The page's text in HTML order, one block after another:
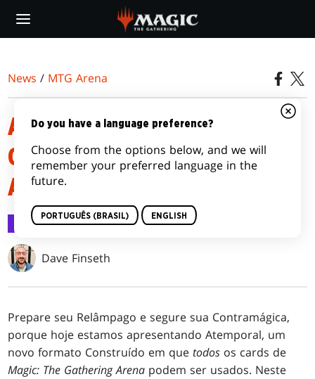
main
News / MTG Arena
APRESENTANDO ATEMPORAL,
O NOVO FORMATO DE MTG
ARENA
MTG Arena 4 dez 2023
Dave Finseth
Prepare seu Relâmpago e segure sua Contramágica,
porque hoje estamos apresentando Atemporal, um
novo formato Construído em quetodos os cards de
Magic: The Gathering Arena podem ser usados. Neste
Do you have a language preference?
Choose from the options below, and we will
remember your preferred language in the
future.
PORTUGUÊS (BRASIL) ENGLISH